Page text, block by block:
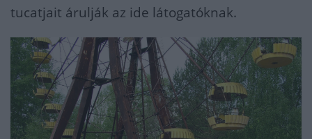
tucatjait árulják az ide látogatóknak.